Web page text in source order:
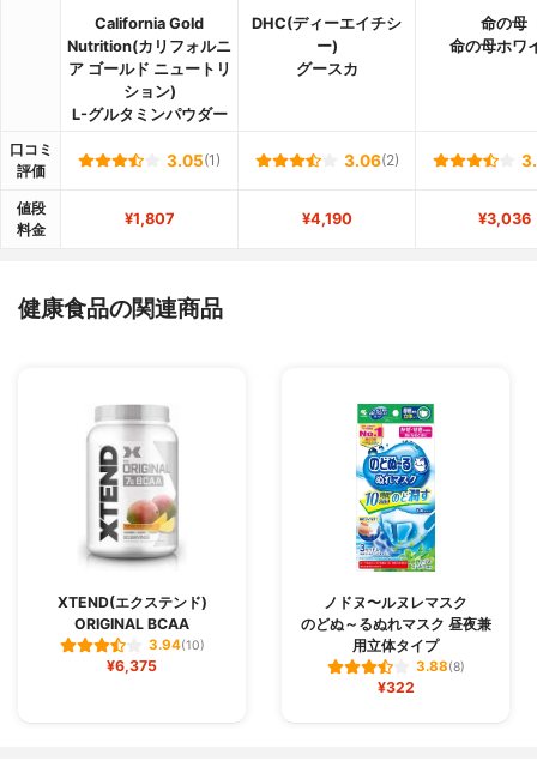
California Gold
Nutrition(カリフォルニ
ア ゴールド ニュートリ
ション)
L-グルタミンパウダー
DHC(ディーエイチシ
ー)
グースカ
命の母
命の母ホワ
口コミ
評価
3.05(1) 3.06(2)
値段
料金
¥1,807 ¥4,190 ¥3,036
健康食品の関連商品
XTEND(エクステンド)
ORIGINAL BCAA
3.94(10)
¥6,375
ノドヌ〜ルヌレマスク
のどぬ～るぬれマスク 昼夜兼
用立体タイプ
3.88(8)
¥322